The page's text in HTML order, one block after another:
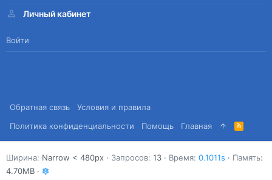
Личный кабинет
Войти
Обратная связь
Условия и правила
Политика конфиденциальности
Помощь Главная
R
S
S
Ширина Запросов 13 Время 0.1011s
Память
4.70MB